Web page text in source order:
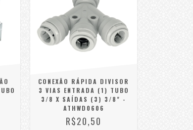
CONEXÃO RÁPIDA DIVISOR
3 VIAS ENTRADA (1) TUBO
3/8 X SAÍDAS (3) 3/8" -
ATHWD0606
R$20,50